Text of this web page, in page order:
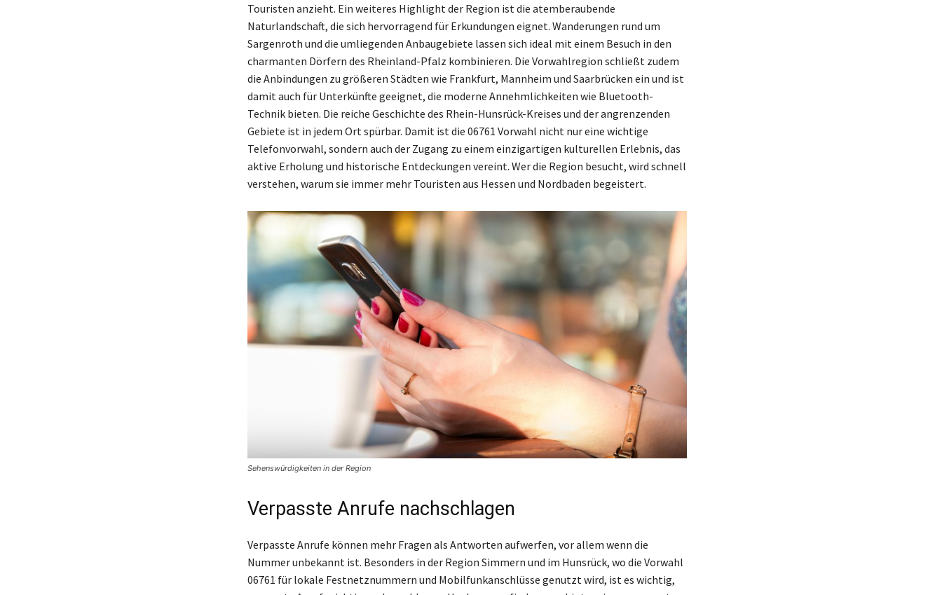
Touristen anzieht. Ein weiteres Highlight der Region ist die atemberaubende
Naturlandschaft, die sich hervorragend für Erkundungen eignet. Wanderungen rund um
Sargenroth und die umliegenden Anbaugebiete lassen sich ideal mit einem Besuch in den
charmanten Dörfern des Rheinland-Pfalz kombinieren. Die Vorwahlregion schließt zudem
die Anbindungen zu größeren Städten wie Frankfurt, Mannheim und Saarbrücken ein und ist
damit auch für Unterkünfte geeignet, die moderne Annehmlichkeiten wie Bluetooth-
Technik bieten. Die reiche Geschichte des Rhein-Hunsrück-Kreises und der angrenzenden
Gebiete ist in jedem Ort spürbar. Damit ist die 06761 Vorwahl nicht nur eine wichtige
Telefonvorwahl, sondern auch der Zugang zu einem einzigartigen kulturellen Erlebnis, das
aktive Erholung und historische Entdeckungen vereint. Wer die Region besucht, wird schnell
verstehen, warum sie immer mehr Touristen aus Hessen und Nordbaden begeistert.
Sehenswürdigkeiten in der Region
Verpasste Anrufe nachschlagen
Verpasste Anrufe können mehr Fragen als Antworten aufwerfen, vor allem wenn die
Nummer unbekannt ist. Besonders in der Region Simmern und im Hunsrück, wo die Vorwahl
06761 für lokale Festnetznummern und Mobilfunkanschlüsse genutzt wird, ist es wichtig,